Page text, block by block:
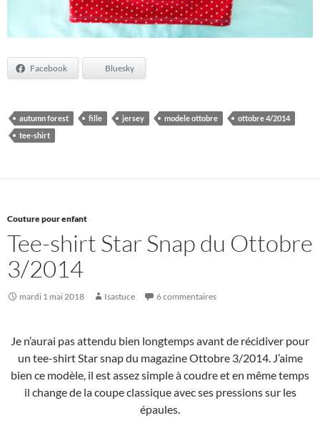
Facebook Bluesky
autumn forest fille jersey modele ottobre
ottobre 4/2014
tee-shirt
Couture pour enfant
Tee-shirt Star Snap du Ottobre
3/2014
mardi 1 mai 2018 Isastuce 6 commentaires
Je n’aurai pas attendu bien longtemps avant de récidiver pour
un tee-shirt Star snap du magazine Ottobre 3/2014. J’aime
bien ce modèle, il est assez simple à coudre et en même temps
il change de la coupe classique avec ses pressions sur les
épaules.